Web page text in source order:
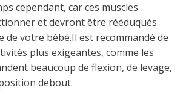
cependant, car ces muscles
et devront être rééduqués
de votre bébé.Il est recommandé de
plus exigeantes, comme les
beaucoup de flexion, de levage,
debout.